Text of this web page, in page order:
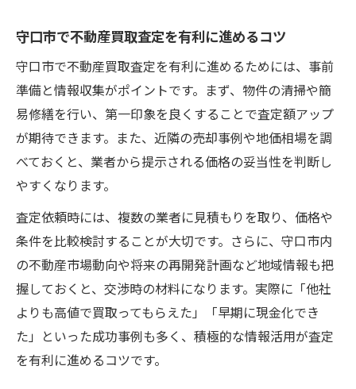
守口市で不動産買取査定を有利に進めるコツ
守口市で不動産買取査定を有利に進めるためには、事前
準備と情報収集がポイントです。まず、物件の清掃や簡
易修繕を行い、第一印象を良くすることで査定額アップ
が期待できます。また、近隣の売却事例や地価相場を調
べておくと、業者から提示される価格の妥当性を判断し
やすくなります。
査定依頼時には、複数の業者に見積もりを取り、価格や
条件を比較検討することが大切です。さらに、守口市内
の不動産市場動向や将来の再開発計画など地域情報も把
握しておくと、交渉時の材料になります。実際に「他社
よりも高値で買取ってもらえた」「早期に現金化でき
た」といった成功事例も多く、積極的な情報活用が査定
を有利に進めるコツです。